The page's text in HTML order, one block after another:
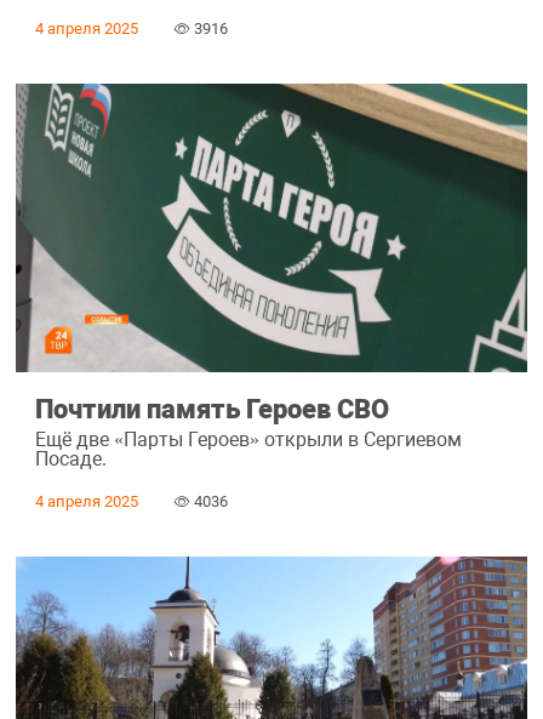
4 апреля 2025 3916
Почтили память Героев СВО
Ещё две «Парты Героев» открыли в Сергиевом
Посаде.
4 апреля 2025 4036